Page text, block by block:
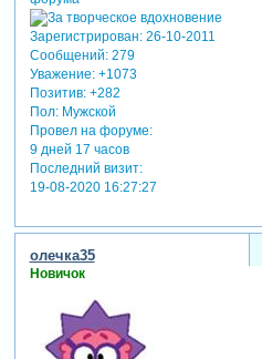
Зарегистрирован: 26-10-2011
Сообщений:279
Уважение: +1073
Позитив: +282
Пол:Мужской
Провел на форуме:
9 дней 17 часов
Последний визит:
19-08-2020 16:27:27
олечка35
Новичок